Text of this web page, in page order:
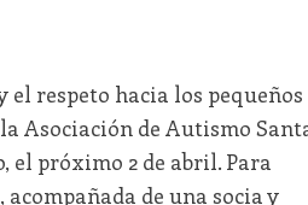
respeto hacia los pequeños
Asociación de Autismo
el próximo 2 de abril. Para
de una socia y